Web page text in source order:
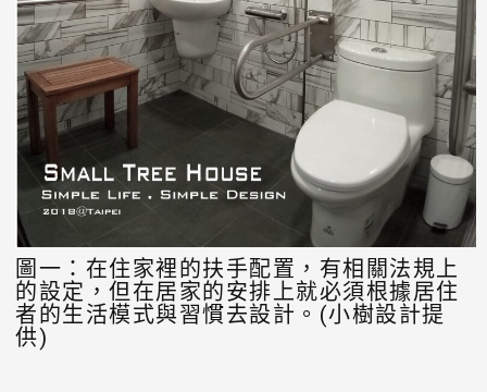
圖一：在住家裡的扶手配置，有相關法規上
的設定，但在居家的安排上就必須根據居住
者的生活模式與習慣去設計。(小樹設計提
供)